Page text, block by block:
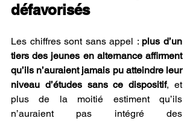
défavorisés
Les chiffres sont sans appel : plus d’un
tiers des jeunes en alternance affirment
qu’ils n’auraient jamais pu atteindre leur
niveau d’études sans ce dispositif, et
plus de la moitié estiment qu’ils
n’auraient pas intégré des